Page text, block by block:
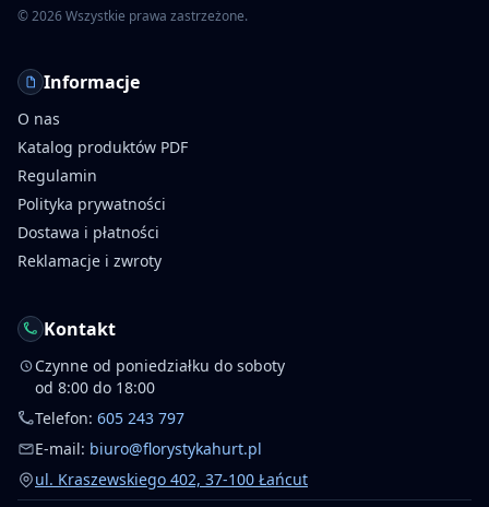
©2026Wszystkie prawa zastrzeżone.
Informacje
O nas
Katalog produktów PDF
Regulamin
Polityka prywatności
Dostawa i płatności
Reklamacje i zwroty
Kontakt
Czynne od poniedziałku do soboty
od 8:00 do 18:00
Telefon: 605 243 797
E-mail: biuro@florystykahurt.pl
ul. Kraszewskiego 402, 37-100 Łańcut